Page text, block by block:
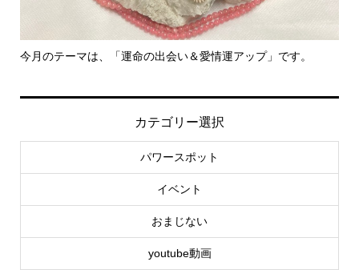
す。 里親さん募集中！
カテゴリー選択
パワースポット
イベント
おまじない
youtube動画